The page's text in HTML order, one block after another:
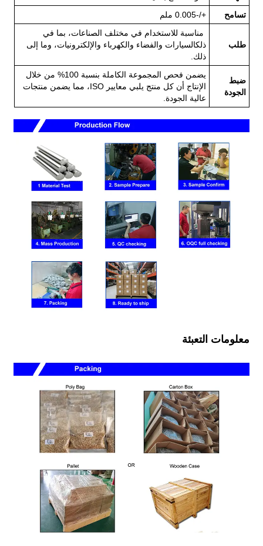
تسامح
+/-0.005 ملم
طلب
مناسبة للاستخدام في مختلف الصناعات، بما في
ذلكالسيارات والفضاء والكهرباء والإلكترونيات، وما إلى
ذلك.
ضبط
الجودة
يضمن فحص المجموعة الكاملة بنسبة 100% من خلال
الإنتاج أن كل منتج يلبي معايير ISO، مما يضمن منتجات
عالية الجودة.
معلومات التعبئة